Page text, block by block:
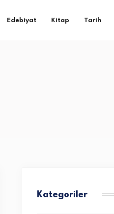
Edebiyat Kitap Tarih
Kategoriler